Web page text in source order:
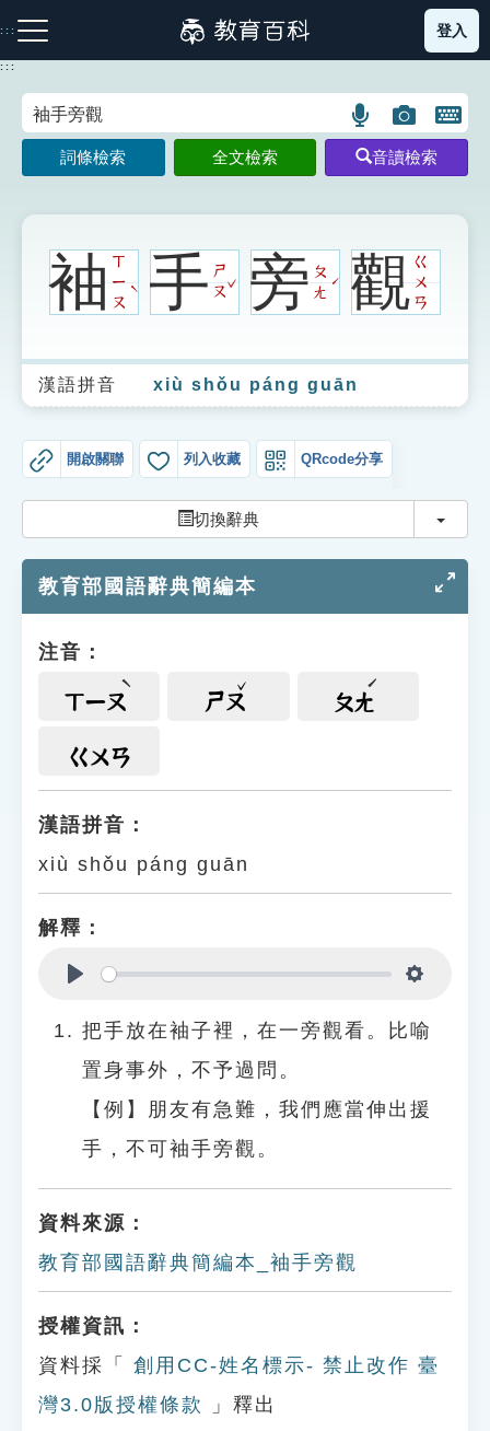
到
主
:::
注音索引圖示 筆畫索引圖示 部首索引表圖示
生字詞彙表
成語故事
索引選單
單字索引
遊戲專區
教學應用
貓頭鷹博士
登入
:::
語
言
搜
示
圖
片
搜
示
開
鍵
圖
詞條檢索 全文檢索 音讀檢索
袖ㄒ
ㄧ
ㄡ
ˋ 手ㄕ
ㄡ
ˇ旁ㄆ
ㄤ
ˊ 觀ㄍ
ㄨ
ㄢ
漢語拼音 xiù shǒu páng guān
開啟關聯 列入收藏 QRcode分享
切換辭典 切換
教育部國語辭典簡編本
注音：
ㄒㄧㄡ ㄕㄡ ㄆㄤ
ㄍㄨㄢ
漢語拼音：
xiù shǒu páng guān
解釋：
把手放在袖子裡，在一旁觀看。比喻
置身事外，不予過問。
【例】朋友有急難，我們應當伸出援
手，不可袖手旁觀。
資料來源：
教育部國語辭典簡編本_袖手旁觀
授權資訊：
資料採「
創用CC-姓名標示- 禁止改作 臺
灣3.0版授權條款
」釋出